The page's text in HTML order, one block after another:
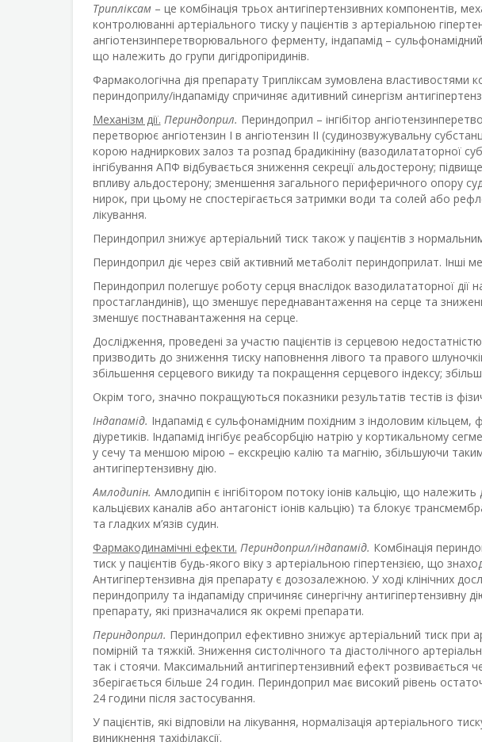
Трипліксам– це комбінація трьох антигіпертензивних компонентів,
контролюванні артеріального тиску у пацієнтів з артеріальною
ангіотензинперетворювального ферменту, індапамід – сульфонамідний
що належить до групи дигідропіридинів.
Фармакологічна дія препарату Трипліксам зумовлена властивостями
периндоприлу/індапаміду спричиняє адитивний синергізм
Механізм дії. Периндоприл. Периндоприл – інгібітор
перетворює ангіотензин І в ангіотензин ІІ (судинозвужувальну
корою надниркових залоз та розпад брадикініну (вазодилататорної
інгібування АПФ відбувається зниження секреції альдостерону;
впливу альдостерону; зменшення загального периферичного опору
нирок, при цьому не спостерігається затримки води та солей або
лікування.
Периндоприл знижує артеріальний тиск також у пацієнтів з
Периндоприл діє через свій активний метаболіт периндоприлат. Інші
Периндоприл полегшує роботу серця внаслідок вазодилататорної дії
простагландинів), що зменшує переднавантаження на серце та
зменшує постнавантаження на серце.
Дослідження, проведені за участю пацієнтів із серцевою
призводить до зниження тиску наповнення лівого та правого
збільшення серцевого викиду та покращення серцевого індексу;
Окрім того, значно покращуються показники результатів тестів із
Індапамід. Індапамід є сульфонамідним похідним з індоловим
діуретиків. Індапамід інгібує реабсорбцію натрію у кортикальному
у сечу та меншою мірою – екскрецію калію та магнію, збільшуючи
антигіпертензивну дію.
Амлодипін. Амлодипін є інгібітором потоку іонів кальцію, що належить
кальцієвих каналів або антагоніст іонів кальцію) та блокує
та гладких м’язів судин.
Фармакодинамічні ефекти. Периндоприл/індапамід. Комбінація
тиск у пацієнтів будь-якого віку з артеріальною гіпертензією, що
Антигіпертензивна дія препарату є дозозалежною. У ході клінічних
периндоприлу та індапаміду спричиняє синергічну антигіпертензивну
препарату, які призначалися як окремі препарати.
Периндоприл. Периндоприл ефективно знижує артеріальний тиск при
помірній та тяжкій. Зниження систолічного та діастолічного
так і стоячи. Максимальний антигіпертензивний ефект розвивається
зберігається більше 24 годин. Периндоприл має високий рівень
24 години після застосування.
У пацієнтів, які відповіли на лікування, нормалізація артеріального
виникнення тахіфілаксії.